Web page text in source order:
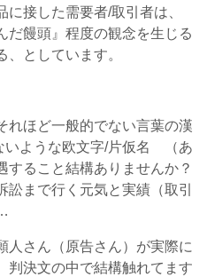
接した需要者/取引者は、
だ饅頭』程度の観念を生じる
、としています。
ほど一般的でない言葉の漢
いような欧文字/片仮名 （あ
すること結構ありませんか？
まで行く元気と実績（取引
さん（原告さん）が実際に
判決文の中で結構触れてます